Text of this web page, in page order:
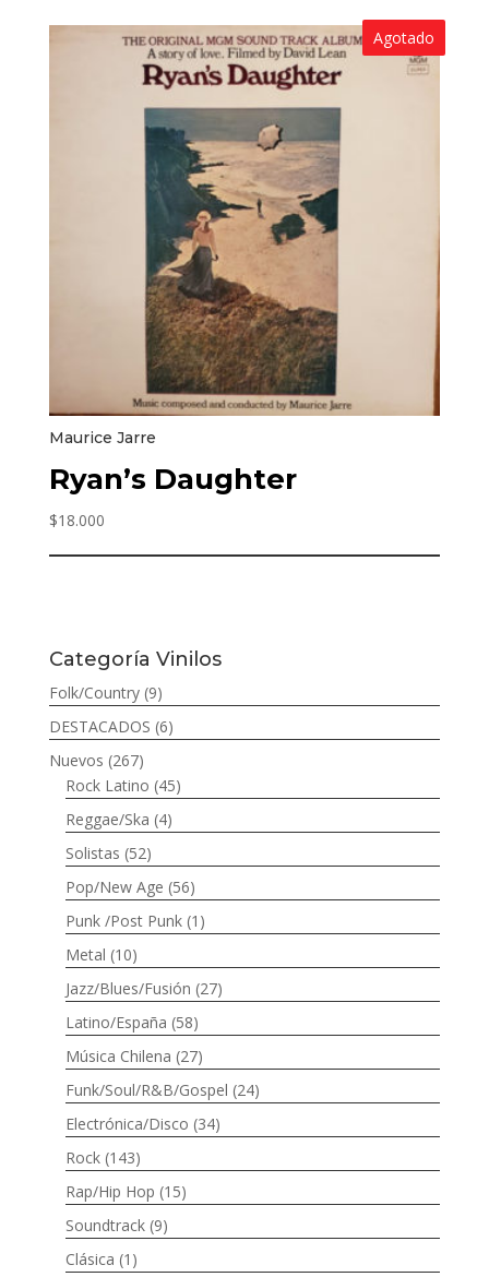
Agotado
Maurice Jarre
Ryan’s Daughter
$18.000
Categoría Vinilos
Folk/Country (9)
DESTACADOS (6)
Nuevos (267)
Rock Latino (45)
Reggae/Ska (4)
Solistas (52)
Pop/New Age (56)
Punk /Post Punk (1)
Metal (10)
Jazz/Blues/Fusión (27)
Latino/España (58)
Música Chilena (27)
Funk/Soul/R&B/Gospel (24)
Electrónica/Disco (34)
Rock (143)
Rap/Hip Hop (15)
Soundtrack (9)
Clásica (1)